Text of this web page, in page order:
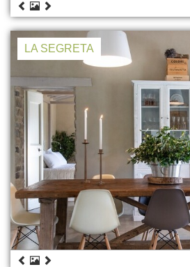
LA SEGRETA